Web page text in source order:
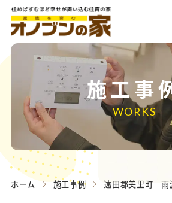
施工事
WORKS
ホーム 施工事例 遠田郡美里町 雨